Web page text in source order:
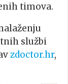
timova.
službi
zdoctor.hr,